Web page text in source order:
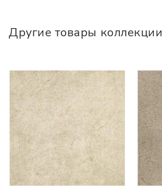
Другие товары коллекции